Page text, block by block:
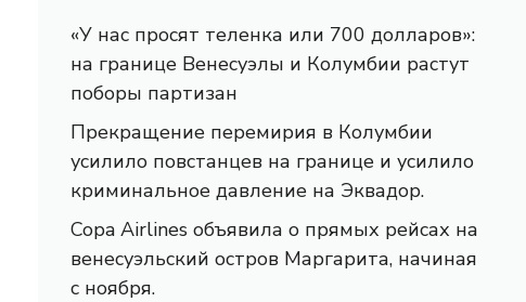
«У нас просят теленка или 700 долларов»:
на границе Венесуэлы и Колумбии растут
поборы партизан
Прекращение перемирия в Колумбии
усилило повстанцев на границе и усилило
криминальное давление на Эквадор.
Copa Airlines объявила о прямых рейсах на
венесуэльский остров Маргарита, начиная
с ноября.